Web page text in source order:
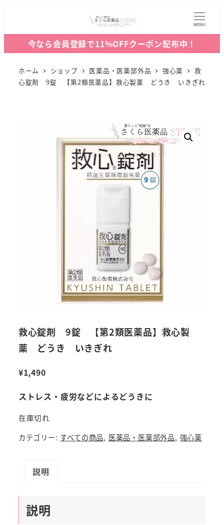
MENU
今なら会員登録で11%OFFクーポン配布中！
ホーム ショップ 医薬品・医薬部外品 強心薬
救
心錠剤 9錠 【第2類医薬品】救心製薬 どうき いきぎれ
救心錠剤 9錠 【第2類医薬品】救心製
薬 どうき いきぎれ
¥1,490
ストレス・疲労などによるどうきに
在庫切れ
カテゴリー: すべての商品, 医薬品・医薬部外品, 強心薬
説明
説明